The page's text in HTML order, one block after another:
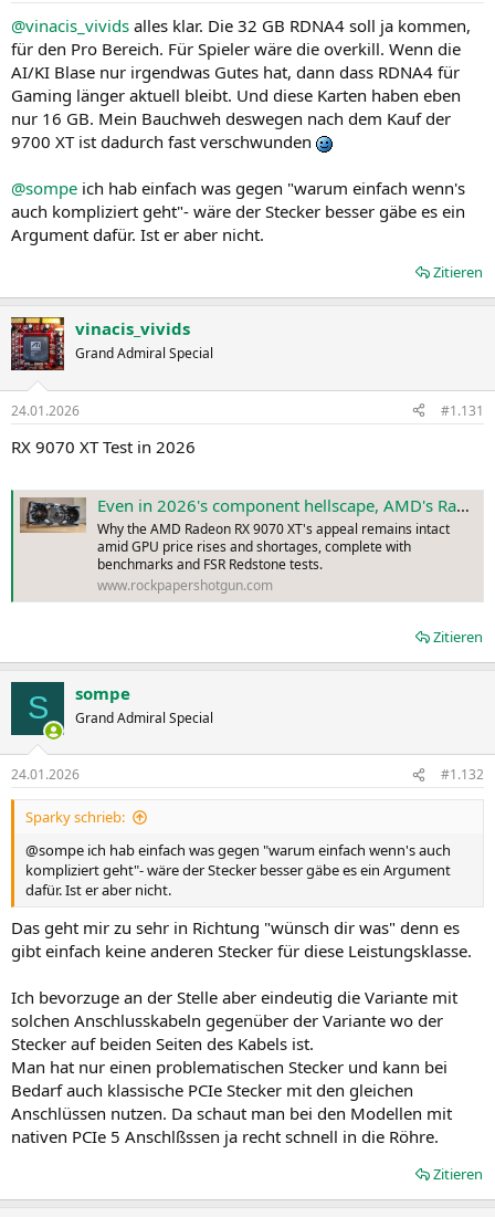
@vinacis_vivids alles klar. Die 32 GB RDNA4 soll ja kommen,
für den Pro Bereich. Für Spieler wäre die overkill. Wenn die
AI/KI Blase nur irgendwas Gutes hat, dann dass RDNA4 für
Gaming länger aktuell bleibt. Und diese Karten haben eben
nur 16 GB. Mein Bauchweh deswegen nach dem Kauf der
9700 XT ist dadurch fast verschwunden
@sompe ich hab einfach was gegen "warum einfach wenn's
auch kompliziert geht"- wäre der Stecker besser gäbe es ein
Argument dafür. Ist er aber nicht.
Zitieren
vinacis_vivids
Grand Admiral Special
24.01.2026 #1.131
RX 9070 XT Test in 2026
Even in 2026's component hellscape, AMD's Radeon RX 9070 XT is that rarest of things: a high-end GPU that’s still decent value
Why the AMD Radeon RX 9070 XT's appeal remains intact
amid GPU price rises and shortages, complete with
benchmarks and FSR Redstone tests.
www.rockpapershotgun.com
Zitieren
S sompe
Grand Admiral Special
24.01.2026 #1.132
Sparky schrieb:
@sompe ich hab einfach was gegen "warum einfach wenn's auch
kompliziert geht"- wäre der Stecker besser gäbe es ein Argument
dafür. Ist er aber nicht.
Das geht mir zu sehr in Richtung "wünsch dir was" denn es
gibt einfach keine anderen Stecker für diese Leistungsklasse.
Ich bevorzuge an der Stelle aber eindeutig die Variante mit
solchen Anschlusskabeln gegenüber der Variante wo der
Stecker auf beiden Seiten des Kabels ist.
Man hat nur einen problematischen Stecker und kann bei
Bedarf auch klassische PCIe Stecker mit den gleichen
Anschlüssen nutzen. Da schaut man bei den Modellen mit
nativen PCIe 5 Anschlßssen ja recht schnell in die Röhre.
Zitieren